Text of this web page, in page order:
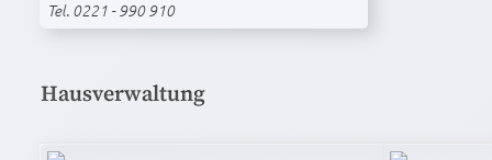
Tel. 0221 - 990 910
Hausverwaltung